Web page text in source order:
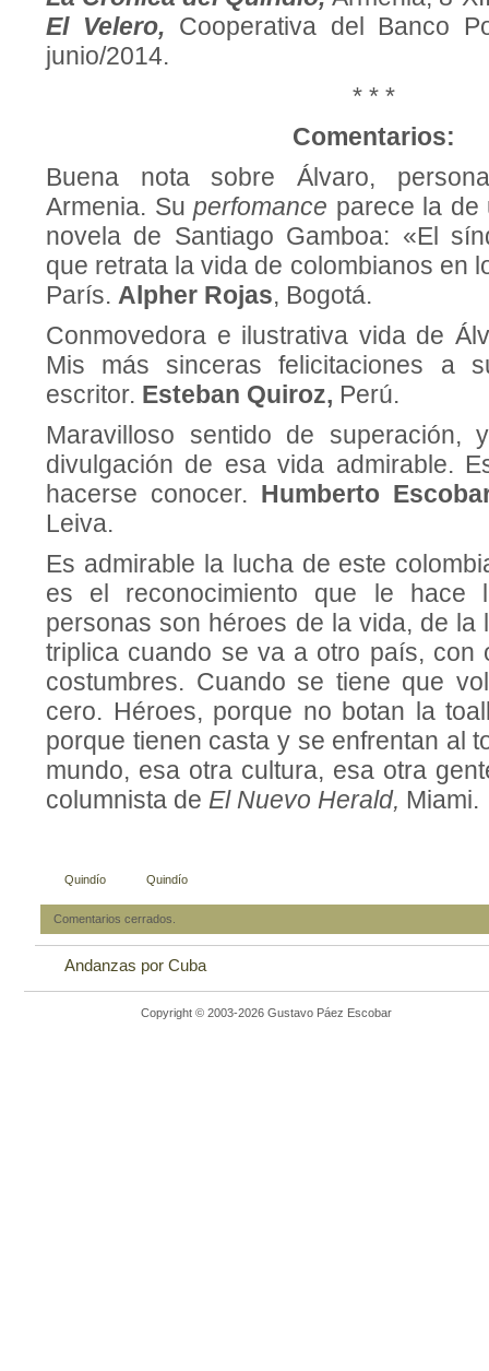
El Velero, Cooperativa del Banco
junio/2014.
* * *
Comentarios:
Buena nota sobre Álvaro,
Armenia. Superfomance parece la de
novela de Santiago Gamboa: «El
que retrata la vida de colombianos en
París. Alpher Rojas, Bogotá.
Conmovedora e ilustrativa vida de
Mis más sinceras felicitaciones a
escritor. Esteban Quiroz, Perú.
Maravilloso sentido de
divulgación de esa vida admirable.
hacerse conocer. Humberto
Leiva.
Es admirable la lucha de este
es el reconocimiento que le hace
personas son héroes de la vida, de la
triplica cuando se va a otro país, con
costumbres. Cuando se tiene que
cero. Héroes, porque no botan la
porque tienen casta y se enfrentan al
mundo, esa otra cultura, esa otra
columnista de El Nuevo Herald, Miami.
Quindío Quindío
Comentarios cerrados.
Andanzas por Cuba
Copyright © 2003-2026 Gustavo Páez Escobar